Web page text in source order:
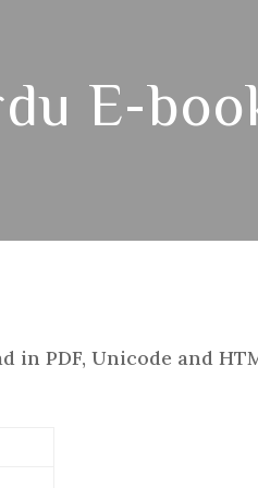
E-
in PDF, Unicode and